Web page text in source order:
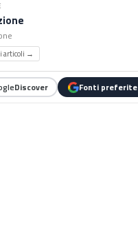
articoli →
Discover Fonti preferite